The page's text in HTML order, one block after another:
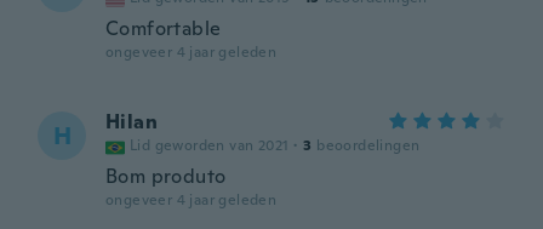
Comfortable
ongeveer 4 jaar geleden
H Hilan
Lid geworden van 2021 · 3 beoordelingen
Bom produto
ongeveer 4 jaar geleden